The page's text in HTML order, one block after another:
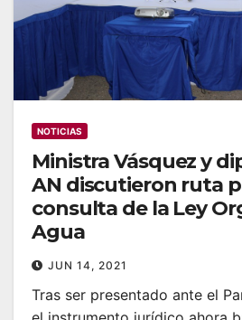
NOTICIAS
Ministra Vásquez y
AN discutieron ruta
consulta de la Ley
Agua
JUN 14, 2021
Tras ser presentado ante el